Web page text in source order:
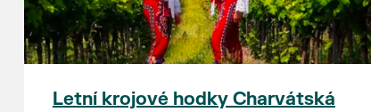
Letní krojové hodky Charvátská